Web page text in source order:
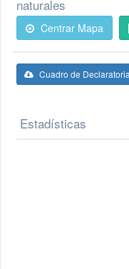
naturales
Centrar Mapa
Cuadro de
Estadísticas